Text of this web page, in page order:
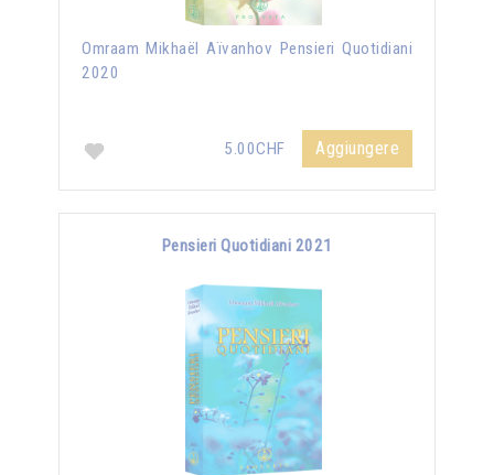
Omraam Mikhaël Aïvanhov Pensieri Quotidiani
2020
5.00CHF Aggiungere
Pensieri Quotidiani 2021